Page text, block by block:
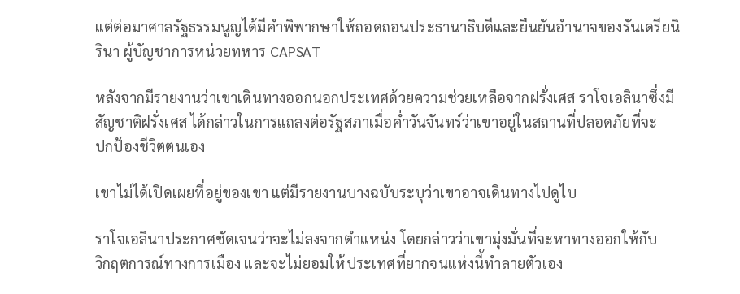
แต่ต่อมาศาลรัฐธรรมนูญได้มีคำพิพากษาให้ถอดถอนประธานาธิบดีและยืนยันอำนาจของรันเดรียนิ
รินา ผู้บัญชาการหน่วยทหาร CAPSAT
หลังจากมีรายงานว่าเขาเดินทางออกนอกประเทศด้วยความช่วยเหลือจากฝรั่งเศส ราโจเอลินาซึ่งมี
สัญชาติฝรั่งเศส ได้กล่าวในการแถลงต่อรัฐสภาเมื่อค่ำวันจันทร์ว่าเขาอยู่ในสถานที่ปลอดภัยที่จะ
ปกป้องชีวิตตนเอง
เขาไม่ได้เปิดเผยที่อยู่ของเขา แต่มีรายงานบางฉบับระบุว่าเขาอาจเดินทางไปดูไบ
ราโจเอลินาประกาศชัดเจนว่าจะไม่ลงจากตำแหน่ง โดยกล่าวว่าเขามุ่งมั่นที่จะหาทางออกให้กับ
วิกฤตการณ์ทางการเมือง และจะไม่ยอมให้ประเทศที่ยากจนแห่งนี้ทำลายตัวเอง